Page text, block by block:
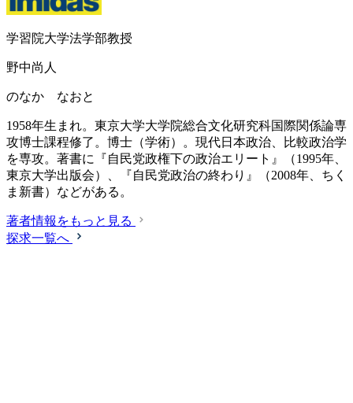
学習院大学法学部教授
野中尚人
のなか なおと
1958年生まれ。東京大学大学院総合文化研究科国際関係論専
攻博士課程修了。博士（学術）。現代日本政治、比較政治学
を専攻。著書に『自民党政権下の政治エリート』（1995年、
東京大学出版会）、『自民党政治の終わり』（2008年、ちく
ま新書）などがある。
著者情報をもっと見る
探求一覧へ